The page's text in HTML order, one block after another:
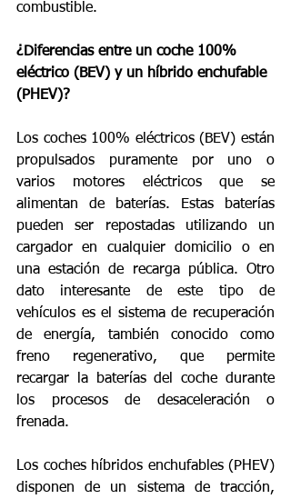
combustible.
¿Diferencias entre un coche 100%
eléctrico (BEV) y un híbrido enchufable
(PHEV)?
Los coches 100% eléctricos (BEV) están
propulsados puramente por uno o
varios motores eléctricos que se
alimentan de baterías. Estas baterías
pueden ser repostadas utilizando un
cargador en cualquier domicilio o en
una estación de recarga pública. Otro
dato interesante de este tipo de
vehículos es el sistema de recuperación
de energía, también conocido como
freno regenerativo, que permite
recargar la baterías del coche durante
los procesos de desaceleración o
frenada.
Los coches híbridos enchufables (PHEV)
disponen de un sistema de tracción,